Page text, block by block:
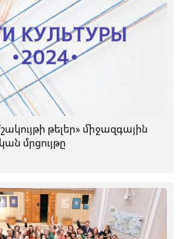
թելեր» միջազգային
մրցույթը